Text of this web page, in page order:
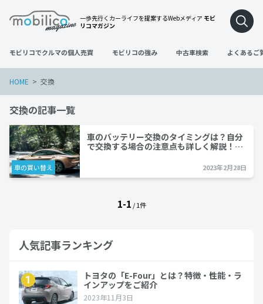
一歩先行くカーライフを提案するWebメディア モビ
リコマガジン
モビリコでクルマの個人売買 モビリコの強み 中古車検索 よくあるご
HOME 交換
交換の記事一覧
車の買い替え
車のバッテリー交換のタイミングは？自分
で交換する場合の注意点も詳しく解説！…
2023年2月28日
1-1 / 1件
人気記事ランキング